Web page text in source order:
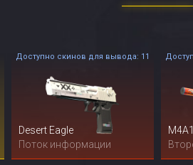
Desert Eagle
Поток информации
Доступно скинов для вывода: 11